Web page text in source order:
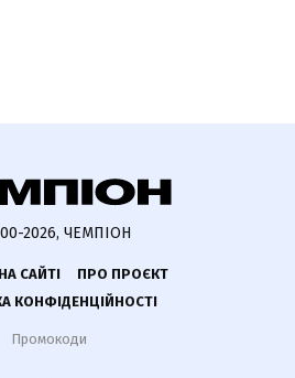
2026, ЧЕМПІОН
САЙТІ
ПРО ПРОЄКТ
КОНФІДЕНЦІЙНОСТІ
Промокоди